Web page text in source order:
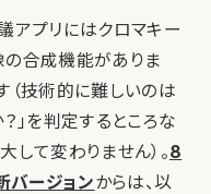
アプリにはクロマキー
合成機能がありま
（技術的に難しいのは
」を判定するところな
て変わりません）。8
バージョンからは、以